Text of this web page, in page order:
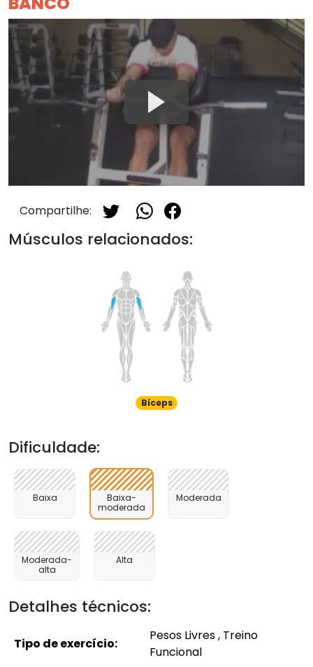
Compartilhe:
Músculos relacionados:
Bíceps
Dificuldade:
Baixa
Baixa-
moderada
Moderada
Moderada-
alta
Alta
Detalhes técnicos:
Tipo de exercício:
Pesos Livres , Treino
Funcional